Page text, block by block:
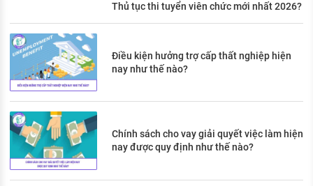
Thủ tục thi tuyển viên chức mới nhất 2026?
Điều kiện hưởng trợ cấp thất nghiệp hiện
nay như thế nào?
Chính sách cho vay giải quyết việc làm hiện
nay được quy định như thế nào?